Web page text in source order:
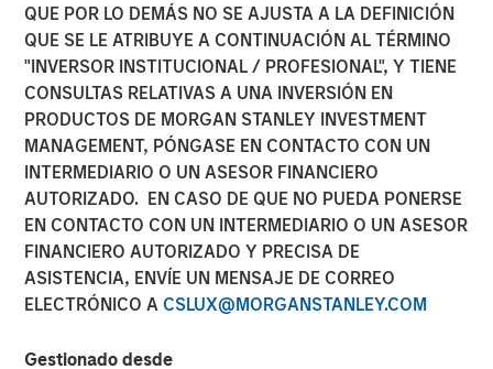
QUE POR LO DEMÁS NO SE AJUSTA A LA DEFINICIÓN
QUE SE LE ATRIBUYE A CONTINUACIÓN AL TÉRMINO
"INVERSOR INSTITUCIONAL / PROFESIONAL", Y TIENE
CONSULTAS RELATIVAS A UNA INVERSIÓN EN
PRODUCTOS DE MORGAN STANLEY INVESTMENT
MANAGEMENT, PÓNGASE EN CONTACTO CON UN
INTERMEDIARIO O UN ASESOR FINANCIERO
AUTORIZADO. EN CASO DE QUE NO PUEDA PONERSE
EN CONTACTO CON UN INTERMEDIARIO O UN ASESOR
FINANCIERO AUTORIZADO Y PRECISA DE
ASISTENCIA, ENVÍE UN MENSAJE DE CORREO
ELECTRÓNICO A CSLUX@MORGANSTANLEY.COM
Gestionado desde
GLOBAL EQUITY OBSERVER INSIGHTS
Sector industrial: el caso
de los servicios
profesionales — y por qué
los temores sobre la
disrupción de la IA pasan
por alto los matices